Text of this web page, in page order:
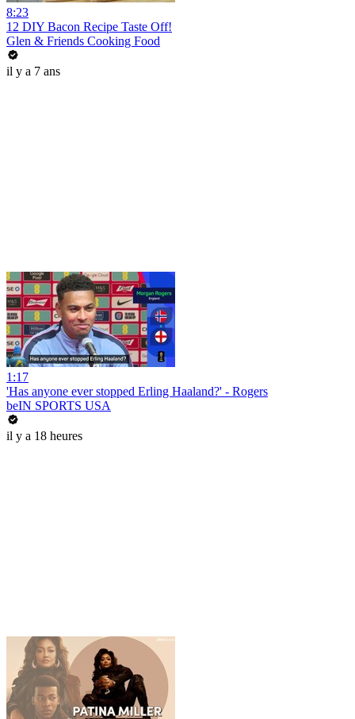
8:23
12 DIY Bacon Recipe Taste Off!
Glen & Friends Cooking Food
il y a 7 ans
1:17
'Has anyone ever stopped Erling Haaland?' - Rogers
beIN SPORTS USA
il y a 18 heures